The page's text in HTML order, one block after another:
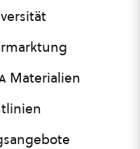
Materialien